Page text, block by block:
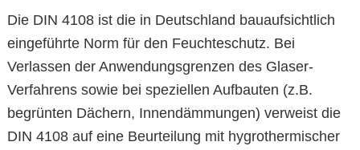
Die DIN 4108 ist die in Deutschland bauaufsichtlich
eingeführte Norm für den Feuchteschutz. Bei
Verlassen der Anwendungsgrenzen des Glaser-
Verfahrens sowie bei speziellen Aufbauten (z.B.
begrünten Dächern, Innendämmungen) verweist die
DIN 4108 auf eine Beurteilung mit hygrothermischer